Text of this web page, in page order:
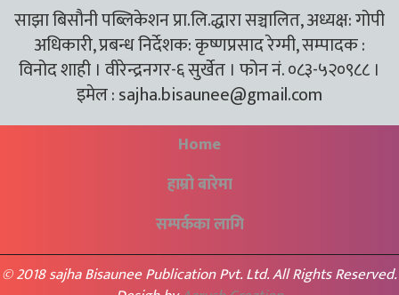
साझा बिसौनी पब्लिकेशन प्रा.लि.द्धारा सञ्चालित, अध्यक्ष: गोपी
अधिकारी, प्रबन्ध निर्देशक: कृष्णप्रसाद रेग्मी, सम्पादक :
विनोद शाही । वीरेन्द्रनगर-६ सुर्खेत । फोन नं. ०८३-५२०९८८ ।
इमेल :sajha.bisaunee@gmail.com
Home
हाम्रो बारेमा
सम्पर्कका लागि
© 2018 sajha Bisaunee Publication Pvt. Ltd. All Rights Reserved.